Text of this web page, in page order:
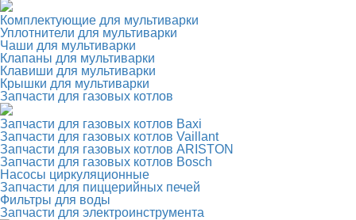
Комплектующие для мультиварки
Уплотнители для мультиварки
Чаши для мультиварки
Клапаны для мультиварки
Клавиши для мультиварки
Крышки для мультиварки
Запчасти для газовых котлов
Запчасти для газовых котлов Baxi
Запчасти для газовых котлов Vaillant
Запчасти для газовых котлов ARISTON
Запчасти для газовых котлов Bosch
Насосы циркуляционные
Запчасти для пиццерийных печей
Фильтры для воды
Запчасти для электроинструмента